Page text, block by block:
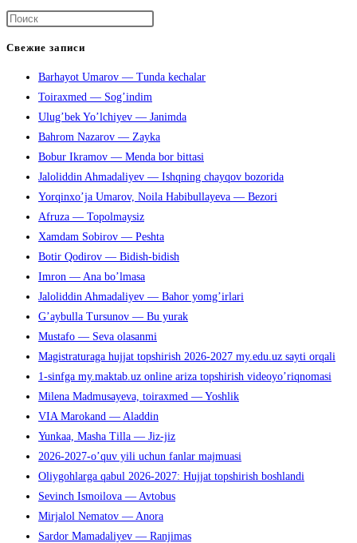
чтобы
панель
поиска.
Свежие записи
Barhayot Umarov — Tunda kechalar
Toiraxmed — Sog’indim
Ulug’bek Yo’lchiyev — Janimda
Bahrom Nazarov — Zayka
Bobur Ikramov — Menda bor bittasi
Jaloliddin Ahmadaliyev — Ishqning chayqov bozorida
Yorqinxo’ja Umarov, Noila Habibullayeva — Bezori
Afruza — Topolmaysiz
Xamdam Sobirov — Peshta
Botir Qodirov — Bidish-bidish
Imron — Ana bo’lmasa
Jaloliddin Ahmadaliyev — Bahor yomg’irlari
G’aybulla Tursunov — Bu yurak
Mustafo — Seva olasanmi
Magistraturaga hujjat topshirish 2026-2027 my.edu.uz sayti orqali
1-sinfga my.maktab.uz online ariza topshirish videoyo’riqnomasi
Milena Madmusayeva, toiraxmed — Yoshlik
VIA Marokand — Aladdin
Yunkaa, Masha Tilla — Jiz-jiz
2026-2027-o’quv yili uchun fanlar majmuasi
Oliygohlarga qabul 2026-2027: Hujjat topshirish boshlandi
Sevinch Ismoilova — Avtobus
Mirjalol Nematov — Anora
Sardor Mamadaliyev — Ranjimas